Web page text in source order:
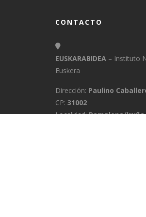
CONTACTO
EUSKARABIDEA – Instituto
Euskera
Dirección: Paulino
CP: 31002
Localidad:Pamplona/Iruña